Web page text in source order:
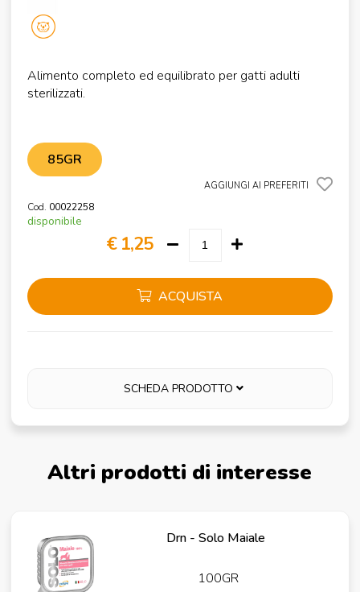
Alimento completo ed equilibrato per gatti adulti
sterilizzati.
85GR
AGGIUNGI AI PREFERITI
Cod. 00022258
disponibile
€ 1,25
ACQUISTA
SCHEDA PRODOTTO
Altri prodotti di interesse
Drn - Solo Maiale
100GR